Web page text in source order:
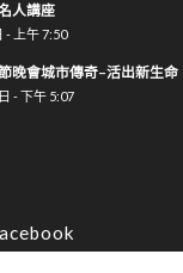
人講座
- 上午 7:50
晚會城市傳奇–活出新生命
- 下午 5:07